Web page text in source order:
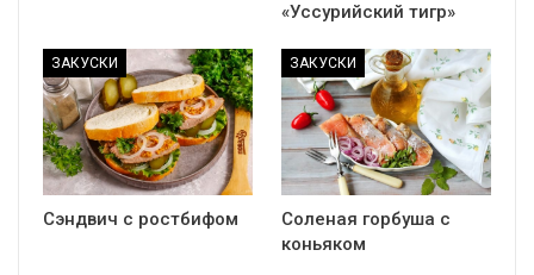
«Уссурийский тигр»
ЗАКУСКИ
Сэндвич с ростбифом
ЗАКУСКИ
Соленая горбуша с
коньяком